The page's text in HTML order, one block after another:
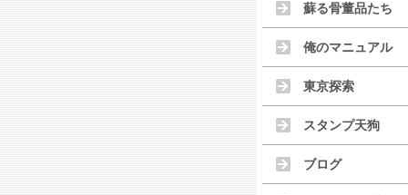
蘇る骨董品たち
俺のマニュアル
東京探索
スタンプ天狗
ブログ